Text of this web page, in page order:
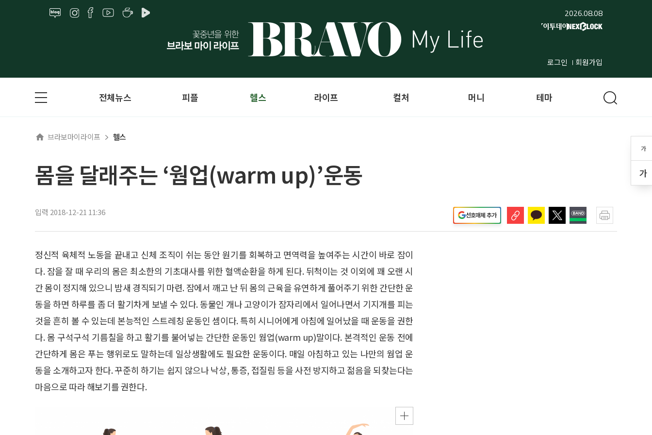
2026.08.08
로그인 회원가입
가
가
전체뉴스 피플 헬스 라이프 컬처 머니 테마
브라보마이라이프 헬스
몸을 달래주는 ‘웜업(warm up)’운동
입력 2018-12-21 11:36 선호매체 추가
정신적 육체적 노동을 끝내고 신체 조직이 쉬는 동안 원기를 회복하고 면역력을 높여주는 시간이 바로 잠이
다. 잠을 잘 때 우리의 몸은 최소한의 기초대사를 위한 혈액순환을 하게 된다. 뒤척이는 것 이외에 꽤 오랜 시
간 몸이 정지해 있으니 밤새 경직되기 마련. 잠에서 깨고 난 뒤 몸의 근육을 유연하게 풀어주기 위한 간단한 운
동을 하면 하루를 좀 더 활기차게 보낼 수 있다. 동물인 개나 고양이가 잠자리에서 일어나면서 기지개를 피는
것을 흔히 볼 수 있는데 본능적인 스트레칭 운동인 셈이다. 특히 시니어에게 아침에 일어났을 때 운동을 권한
다. 몸 구석구석 기름칠을 하고 활기를 불어넣는 간단한 운동인 웜업(warm up)말이다. 본격적인 운동 전에
간단하게 몸은 푸는 행위로도 말하는데 일상생활에도 필요한 운동이다. 매일 아침하고 있는 나만의 웜업 운
동을 소개하고자 한다. 꾸준히 하기는 쉽지 않으나 낙상, 통증, 접질림 등을 사전 방지하고 젊음을 되찾는다는
마음으로 따라 해보기를 권한다.